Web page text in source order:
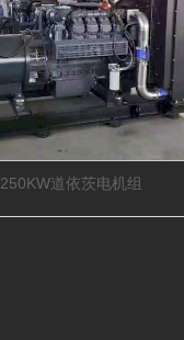
250KW道依茨电机组